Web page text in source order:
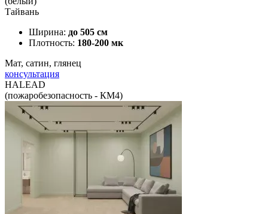
Тайвань
Ширина: до 505 см
Плотность: 180-200 мк
Мат, сатин, глянец
консультация
HALEAD
(пожаробезопасность - КМ4)